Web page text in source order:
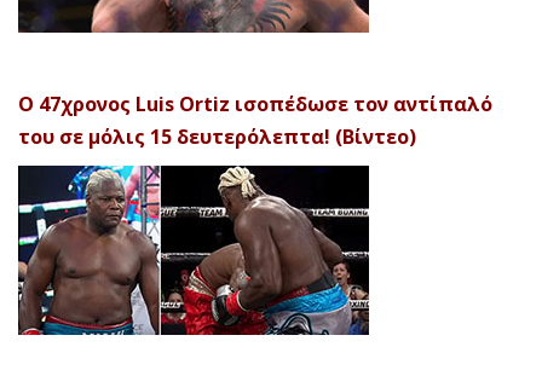
Ο 47χρονος Luis Ortiz ισοπέδωσε τον αντίπαλό
του σε μόλις 15 δευτερόλεπτα! (Βίντεο)